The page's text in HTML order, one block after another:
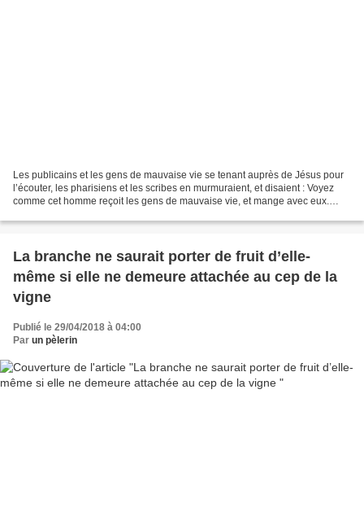
Les publicains et les gens de mauvaise vie se tenant auprès de Jésus pour
l’écouter, les pharisiens et les scribes en murmuraient, et disaient : Voyez
comme cet homme reçoit les gens de mauvaise vie, et mange avec eux.
La branche ne saurait porter de fruit d’elle-
même si elle ne demeure attachée au cep de la
vigne
Publié le 29/04/2018 à 04:00
Par un pèlerin